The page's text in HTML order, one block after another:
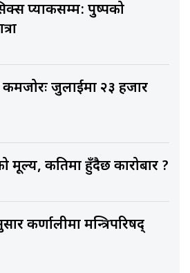
प्याकसम्म: पुष्पको
कमजोरः जुलाईमा २३ हजार
मूल्य, कतिमा हुँदैछ कारोबार ?
कर्णालीमा मन्त्रिपरिषद्